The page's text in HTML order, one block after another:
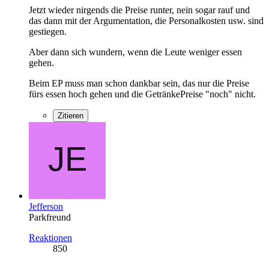
Jetzt wieder nirgends die Preise runter, nein sogar rauf und
das dann mit der Argumentation, die Personalkosten usw. sind
gestiegen.
Aber dann sich wundern, wenn die Leute weniger essen
gehen.
Beim EP muss man schon dankbar sein, das nur die Preise
fürs essen hoch gehen und die GetränkePreise "noch" nicht.
Zitieren
Jefferson
Parkfreund
Reaktionen
850